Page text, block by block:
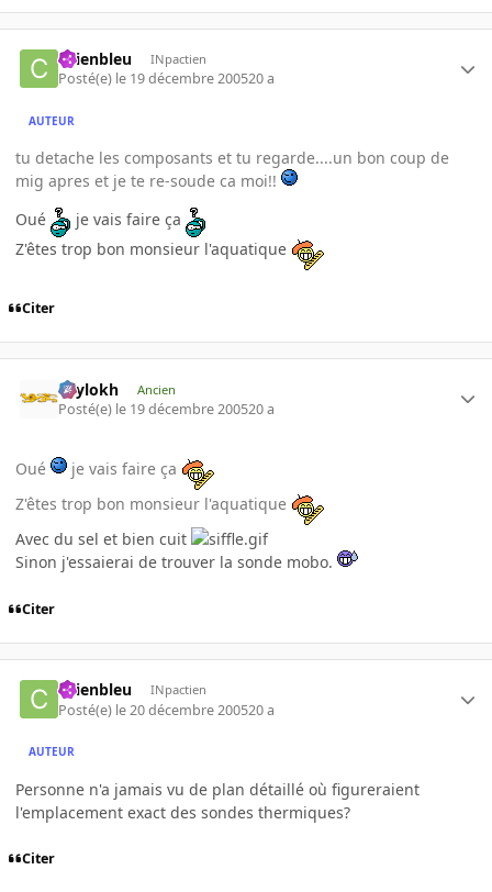
chienbleu INpactien
Posté(e) le 19 décembre 200520 a
AUTEUR
tu detache les composants et tu regarde....un bon coup de
mig apres et je te re-soude ca moi!!
Oué
je vais faire ça
Z'êtes trop bon monsieur l'aquatique
Citer
Psylokh Ancien
Posté(e) le 19 décembre 200520 a
Oué
je vais faire ça
Z'êtes trop bon monsieur l'aquatique
Avec du sel et bien cuit
Sinon j'essaierai de trouver la sonde mobo.
Citer
chienbleu INpactien
Posté(e) le 20 décembre 200520 a
AUTEUR
Personne n'a jamais vu de plan détaillé où figureraient
l'emplacement exact des sondes thermiques?
Citer